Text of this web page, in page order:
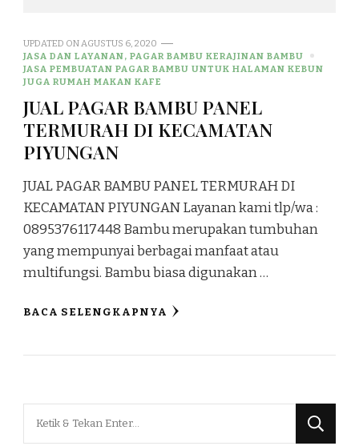
UPDATED ONAGUSTUS 6, 2020
JASA DAN LAYANAN, PAGAR BAMBU KERAJINAN BAMBU
JASA PEMBUATAN PAGAR BAMBU UNTUK HALAMAN KEBUN
JUGA RUMAH MAKAN KAFE
JUAL PAGAR BAMBU PANEL
TERMURAH DI KECAMATAN
PIYUNGAN
JUAL PAGAR BAMBU PANEL TERMURAH DI
KECAMATAN PIYUNGAN Layanan kami tlp/wa :
0895376117448 Bambu merupakan tumbuhan
yang mempunyai berbagai manfaat atau
multifungsi. Bambu biasa digunakan …
BACA SELENGKAPNYA